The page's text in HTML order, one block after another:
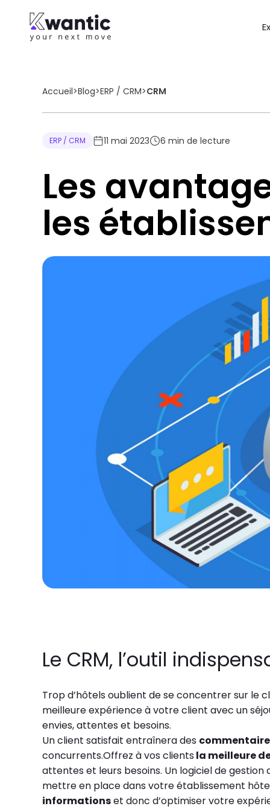
Accueil>Blog>ERP / CRM>CRM
ERP / CRM 11 mai 2023 6 min de lecture
Les
les
Le CRM, l’outil
Trop d’hôtels oublient de se concentrer sur le
meilleure expérience à votre client avec un
envies, attentes et besoins.
Un client satisfait entraînera des
concurrents.Offrez à vos clientsla meilleure
attentes et leurs besoins. Un logiciel de gestion
mettre en place dans votre établissement
informationset donc d’optimiser votre